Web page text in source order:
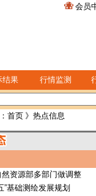
会员
结果 行情监测
首页 》热点信息
资源部多部门做调整
”基础测绘发展规划